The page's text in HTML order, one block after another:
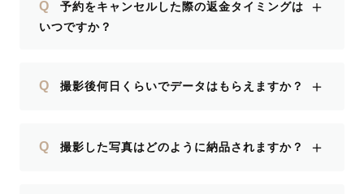
Q
予約をキャンセルした際の返金タイミングは
いつですか？
＋
Q 撮影後何日くらいでデータはもらえますか？ ＋
Q 撮影した写真はどのように納品されますか？ ＋